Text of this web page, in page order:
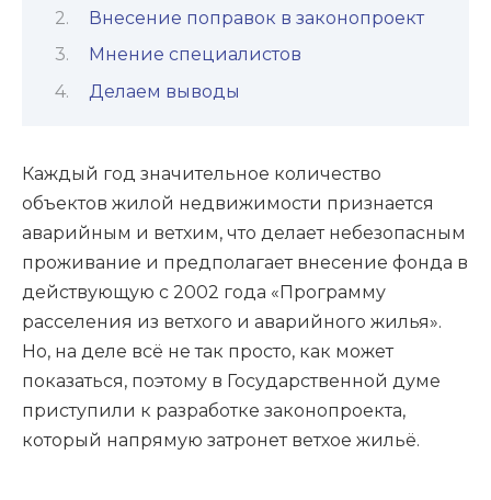
Внесение поправок в законопроект
Мнение специалистов
Делаем выводы
Каждый год значительное количество
объектов жилой недвижимости признается
аварийным и ветхим, что делает небезопасным
проживание и предполагает внесение фонда в
действующую с 2002 года «Программу
расселения из ветхого и аварийного жилья».
Но, на деле всё не так просто, как может
показаться, поэтому в Государственной думе
приступили к разработке законопроекта,
который напрямую затронет ветхое жильё.